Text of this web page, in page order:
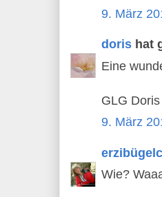
9. März
doris hat
Eine
GLG Doris
9. März
Wie?